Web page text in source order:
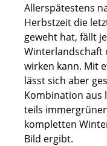
Allerspätestens
Herbstzeit die
geweht hat, fällt
Winterlandschaft
wirken kann. Mit
lässt sich aber
Kombination aus
teils
kompletten
Bild ergibt.